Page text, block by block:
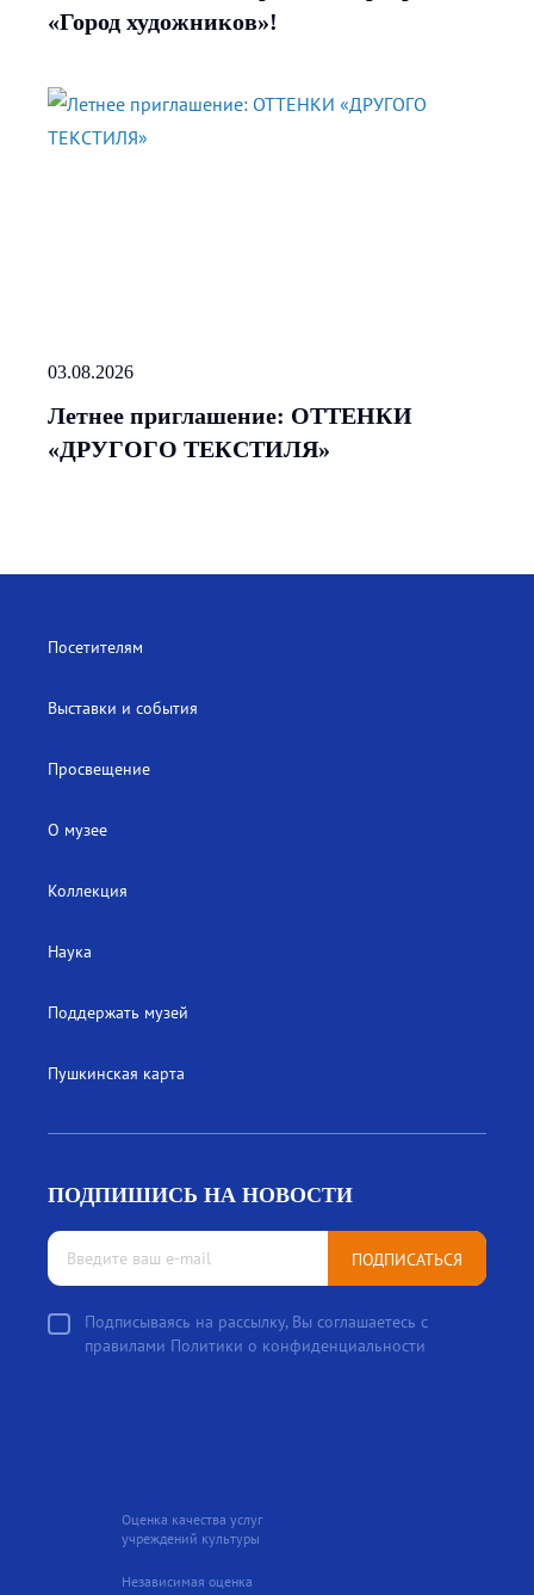
«Город художников»!
03.08.2026
Летнее приглашение: ОТТЕНКИ
«ДРУГОГО ТЕКСТИЛЯ»
Посетителям
Выставки и события
Просвещение
О музее
Коллекция
Наука
Поддержать музей
Пушкинская карта
ПОДПИШИСЬ НА НОВОСТИ
ПОДПИСАТЬСЯ
Подписываясь на рассылку, Вы соглашаетесь с
правилами Политики о конфиденциальности
Оценка качества услуг
учреждений культуры
Независимая оценка